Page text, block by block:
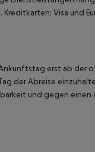
Visa und
erst ab der
der Abreise
und gegen einen